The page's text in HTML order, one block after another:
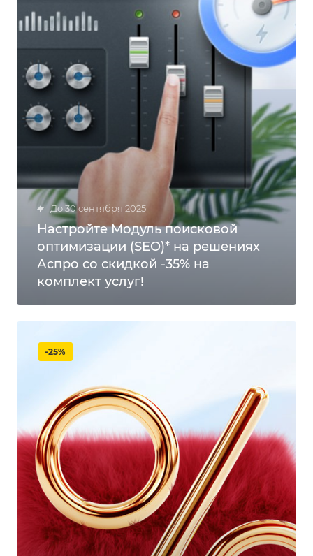
до 30 сентября 2025
Настройте Модуль поисковой
оптимизации (SEO)* на решениях
Аспро со скидкой -35% на
комплект услуг!
-25%